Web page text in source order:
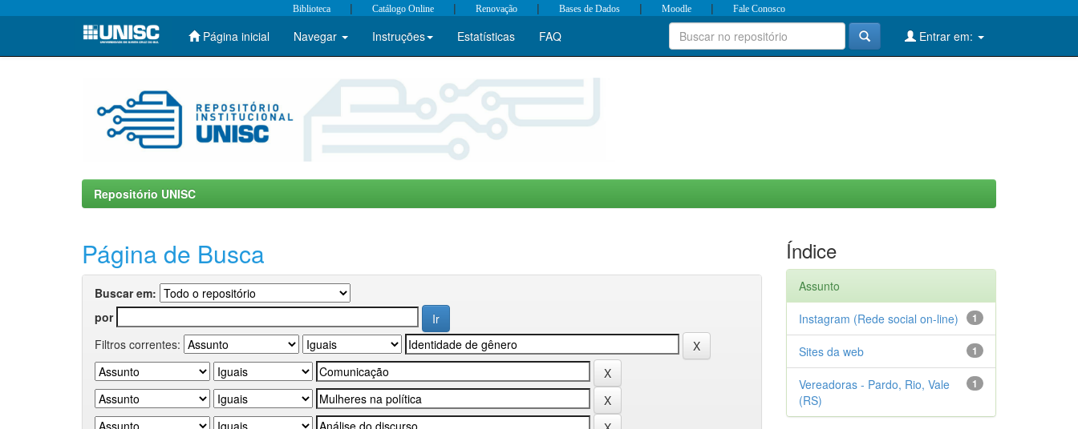
Skip
Biblioteca | Catálogo Online | Renovação | Bases de Dados | Moodle | Fale Conosco
Página inicial Navegar Instruções Estatísticas FAQ Entrar em:
Repositório UNISC
Página de Busca
Buscar em:
por
Filtros correntes:
Índice
Assunto
1
Instagram (Rede social on-line)
1
Sites da web
1
Vereadoras - Pardo, Rio, Vale
(RS)